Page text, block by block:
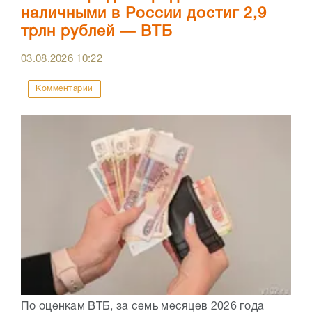
наличными в России достиг 2,9
трлн рублей — ВТБ
03.08.2026 10:22
Комментарии
По оценкам ВТБ, за семь месяцев 2026 года